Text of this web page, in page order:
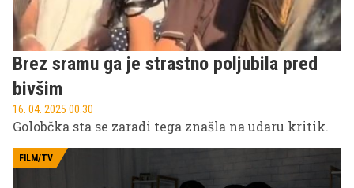
Brez sramu ga je strastno poljubila pred
bivšim
16. 04. 2025 00.30
Golobčka sta se zaradi tega znašla na udaru kritik.
FILM/TV